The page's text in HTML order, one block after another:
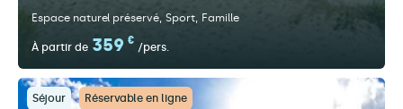
Espace naturel préservé Sport Famille
À partir de 359 €
/pers.
Séjour Réservable en ligne